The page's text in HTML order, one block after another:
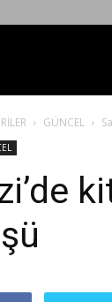
Dergisi GÜNCEL